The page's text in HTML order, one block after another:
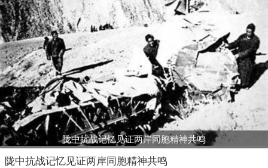
陇中抗战记忆见证两岸同胞精神共鸣
陇中抗战记忆见证两岸同胞精神共鸣